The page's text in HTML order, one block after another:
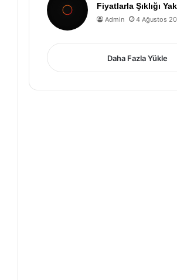
Fiyatlarla Şıklığı
Admin 4 Ağustos
Daha Fazla Yükle